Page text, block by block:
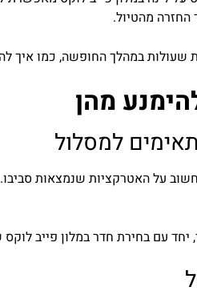
מהטיול.
במהלך החופשה, כמו איך
מהן
למסלול
על האטרקציות שנמצאות
יחד עם בחירת חדר במלון פייב